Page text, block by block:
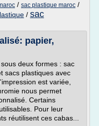
/ sac plastique maroc /
/ sac
papier,
deux formes : sac
sacs plastiques avec
est variée,
nous permet
Certains
Pour leur
réutilisent ces cabas...